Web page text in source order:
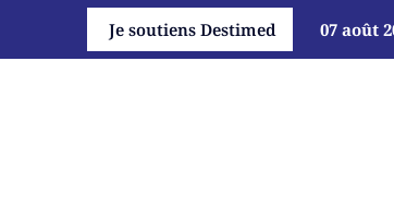
Je soutiens Destimed 07 août